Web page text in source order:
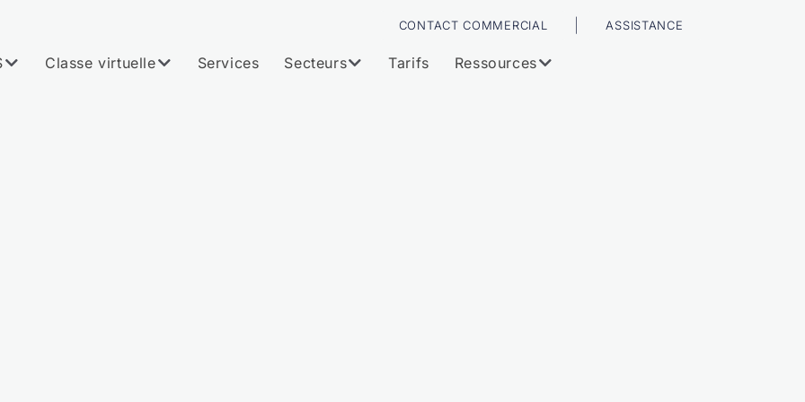
CONTACT COMMERCIAL ASSISTANCE
Classe virtuelle Services Secteurs Tarifs Ressources